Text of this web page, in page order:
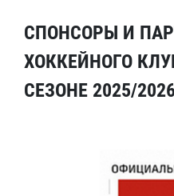
СПОНСОРЫ И
ХОККЕЙНОГО
СЕЗОНЕ 2025/